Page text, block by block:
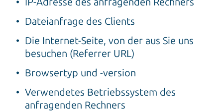
Dateianfrage des Clients
Die Internet-Seite, von der aus Sie uns
besuchen (Referrer URL)
Browsertyp und -version
Verwendetes Betriebssystem des
anfragenden Rechners